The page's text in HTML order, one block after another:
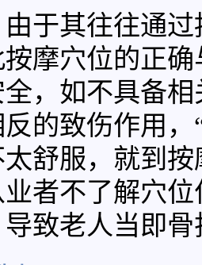
其往往通过
摩穴位的正
，如不具备
的致伤作用，
舒服，就到
者不了解穴
致老人当即骨